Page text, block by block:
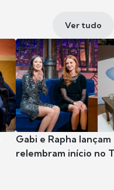
Ver tudo
Gabi e Rapha
relembram início no